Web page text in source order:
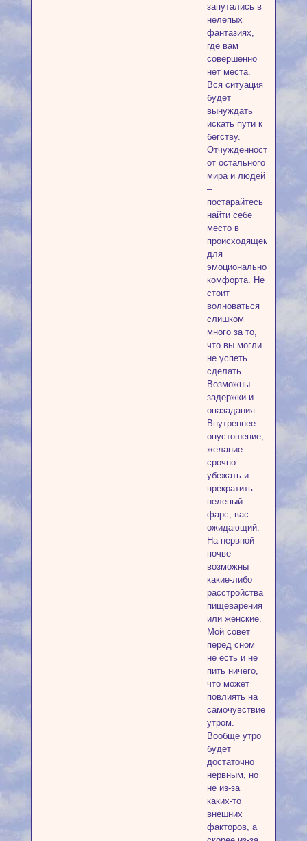
запутались в
нелепых
фантазиях,
где вам
совершенно
нет места.
Вся ситуация
будет
вынуждать
искать пути к
бегству.
Отчужденность
от остального
мира и людей
–
постарайтесь
найти себе
место в
происходящем
для
эмоционального
комфорта. Не
стоит
волноваться
слишком
много за то,
что вы могли
не успеть
сделать.
Возможны
задержки и
опазадания.
Внутреннее
опустошение,
желание
срочно
убежать и
прекратить
нелепый
фарс, вас
ожидающий.
На нервной
почве
возможны
какие-либо
расстройства
пищеварения
или женские.
Мой совет
перед сном
не есть и не
пить ничего,
что может
повлиять на
самочувствие
утром.
Вообще утро
будет
достаточно
нервным, но
не из-за
каких-то
внешних
факторов, а